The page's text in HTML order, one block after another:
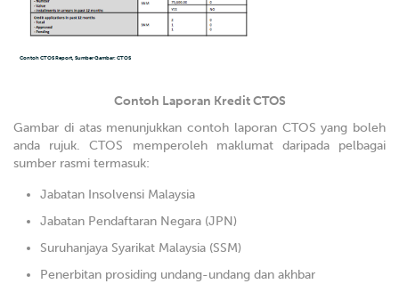
Contoh CTOS Report, Sumber Gambar: CTOS
Contoh Laporan Kredit CTOS
Gambar di atas menunjukkan contoh laporan CTOS yang boleh
anda rujuk. CTOS memperoleh maklumat daripada pelbagai
sumber rasmi termasuk:
Jabatan Insolvensi Malaysia
Jabatan Pendaftaran Negara (JPN)
Suruhanjaya Syarikat Malaysia (SSM)
Penerbitan prosiding undang-undang dan akhbar